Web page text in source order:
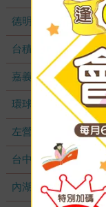
德明加盟店
台積店
嘉義耐斯店
環球店
左營店
台中秀泰店
內湖大潤發